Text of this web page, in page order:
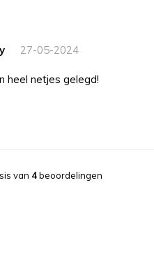
27-05-2024
heel netjes gelegd!
van 4beoordelingen